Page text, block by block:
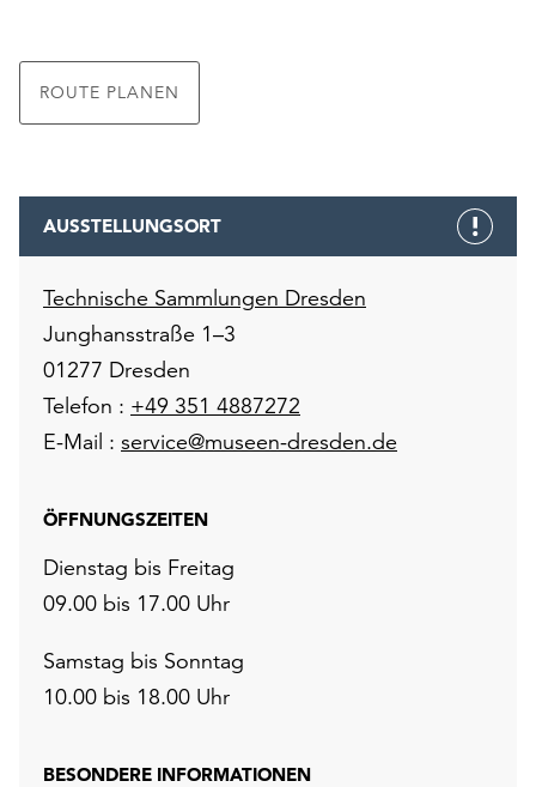
ROUTE PLANEN
AUSSTELLUNGSORT
Technische Sammlungen Dresden
Junghansstraße 1–3
01277 Dresden
Telefon : +49 351 4887272
E-Mail : service@museen-dresden.de
ÖFFNUNGSZEITEN
Dienstag bis Freitag
09.00 bis 17.00 Uhr
Samstag bis Sonntag
10.00 bis 18.00 Uhr
BESONDERE INFORMATIONEN